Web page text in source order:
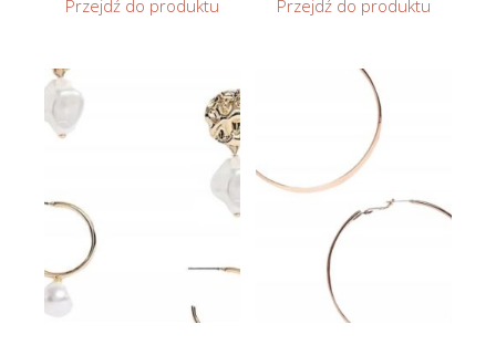
Przejdź do produktu Przejdź do produktu